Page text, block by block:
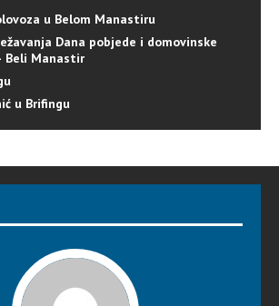
u Belom Manastiru
Dana pobjede i domovinske
Beli Manastir
u Brifingu